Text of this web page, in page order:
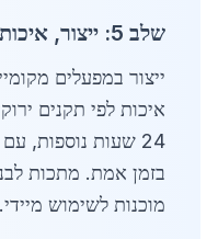
שלב 5: ייצור, איכות ובקרה ומשלוח
איכות לפי תקנים
בזמן אמת. מתכות
מוכנות לשימוש מיידי. זמן